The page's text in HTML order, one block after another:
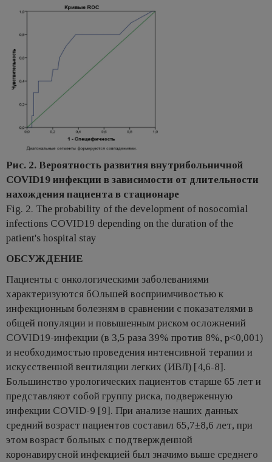
Рис. 2. Вероятность развития внутрибольничной
COVID19 инфекции в зависимости от длительности
нахождения пациента в стационаре
Fig. 2. The probability of the development of nosocomial
infections COVID19 depending on the duration of the
patient's hospital stay
ОБСУЖДЕНИЕ
Пациенты с онкологическими заболеваниями
характеризуются бОльшей восприимчивостью к
инфекционным болезням в сравнении с показателями в
общей популяции и повышенным риском осложнений
COVID19-инфекции (в 3,5 раза 39% против 8%, р<0,001)
и необходимостью проведения интенсивной терапии и
искусственной вентиляции легких (ИВЛ) [4,6-8].
Большинство урологических пациентов старше 65 лет и
представляют собой группу риска, подверженную
инфекции COVID-9 [9]. При анализе наших данных
средний возраст пациентов составил 65,7±8,6 лет, при
этом возраст больных с подтвержденной
коронавирусной инфекцией был значимо выше среднего